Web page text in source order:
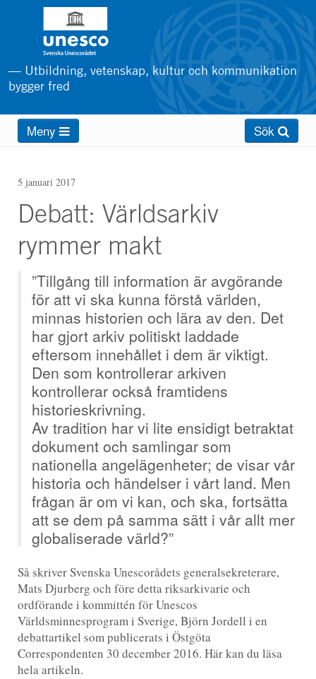
huvudinnehåll
— Utbildning, vetenskap, kultur och kommunikation
bygger fred
Main
menuMeny Sök
5 januari 2017
Debatt: Världsarkiv
rymmer makt
”Tillgång till information är avgörande
för att vi ska kunna förstå världen,
minnas historien och lära av den. Det
har gjort arkiv politiskt laddade
eftersom innehållet i dem är viktigt.
Den som kontrollerar arkiven
kontrollerar också framtidens
historieskrivning.
Av tradition har vi lite ensidigt betraktat
dokument och samlingar som
nationella angelägenheter; de visar vår
historia och händelser i vårt land. Men
frågan är om vi kan, och ska, fortsätta
att se dem på samma sätt i vår allt mer
globaliserade värld?”
Så skriver Svenska Unescorådets generalsekreterare,
Mats Djurberg och före detta riksarkivarie och
ordförande i kommittén för Unescos
Världsminnesprogram i Sverige, Björn Jordell i en
debattartikel som publicerats i Östgöta
Correspondenten 30 december 2016. Här kan du läsa
hela artikeln.